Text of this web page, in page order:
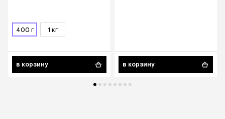
400 г 1 кг
в корзину в корзину